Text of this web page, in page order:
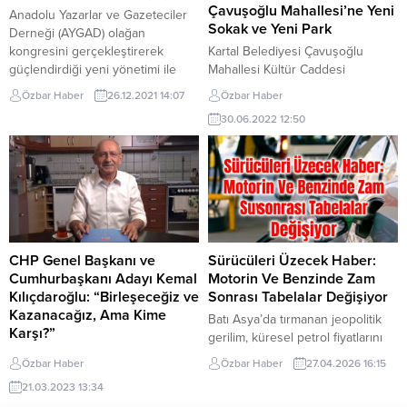
eğitim düzenlendi. Depremin...
Anadolu Yazarlar ve Gazeteciler
Derneği (AYGAD) olağan
kongresini gerçekleştirerek
güçlendirdiği yeni yönetimi ile
yoluna devam ediyor. Gazeteciler
arasındaki birlik ve beraberliği
güçlendirmek ve gazetecilerin
haklarını korumak amacıyla 2010
yılında kurulan ve 150’ye yakın
basın emekçisini bünyesinde
barındıran AYGAD, her geçen
gün üzerine koyarak sürdürdüğü
Özbar Haber 26.12.2021 14:07
Çavuşoğlu Mahallesi’ne Yeni
Sokak ve Yeni Park
Kartal Belediyesi Çavuşoğlu
Mahallesi Kültür Caddesi
üzerinde bulunan 1,5 dönüm
büyüklüğündeki kamualanında,
yeni sokak açma ve park
çalışması için düğmeye
bastı.Kartal Belediyesi; Çavuşoğlu
Mahallesi’nin en işlek
caddelerinden biri olan ve
muhtarlığın, 3 okulun, ailesağlığı
merkezinin, Çavuşoğlu Spor
Kulübü ve taksi durağının yanı
sıra; Cumartesi günleri kurulan
semtpazarının da olduğu Kültür...
Özbar Haber
30.06.2022 12:50
CHP Genel Başkanı ve
Cumhurbaşkanı Adayı Kemal
Kılıçdaroğlu: “Birleşeceğiz ve
Kazanacağız, Ama Kime
Karşı?”
CHP Genel Başkanı Millet
İttifakı’nın adayı ve
Cumhurbaşkanı Adayı Kemal
Özbar Haber
21.03.2023 13:34
Sürücüleri Üzecek Haber:
Motorin Ve Benzinde Zam
Sonrası Tabelalar Değişiyor
Batı Asya’da tırmanan jeopolitik
gerilim, küresel petrol fiyatlarını
yukarı çekmeye devam ediyor.
Özellikle Brent petrolün 106 dolar
Özbar Haber 27.04.2026 16:15